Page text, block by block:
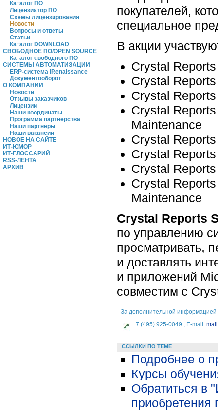
Каталог ПО
Лицензиатор ПО
Схемы лицензирования
Новости
Вопросы и ответы
Статьи
Каталог DOWNLOAD
СВОБОДНОЕ ПО/OPEN SOURCE
Каталог свободного ПО
СИСТЕМЫ АВТОМАТИЗАЦИИ
ERP-система iRenaissance
Документооборот
О КОМПАНИИ
Новости
Отзывы заказчиков
Лицензии
Наши координаты
Программа партнерства
Наши партнеры
Наши вакансии
НОВОЕ НА САЙТЕ
ИТ-ЮМОР
ИТ-ГЛОССАРИЙ
RSS-ЛЕНТА
АРХИВ
покупателей,
специальное
В акции
Crystal
Crystal
Crystal
Crystal
Maintenance
Crystal
Crystal
Crystal
Crystal
Maintenance
Crystal Reports
по управлению
просматривать,
и доставлять
и приложений
совместим с
За дополнительной
+7 (495) 925-0049 , E-mail:
ССЫЛКИ ПО ТЕМЕ
Подробнее о
Курсы
Обратиться в
приобретения